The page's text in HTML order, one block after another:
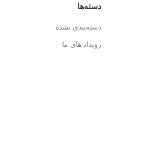
دسته‌ها
دسته‌بندی نشده
رویداد های ما